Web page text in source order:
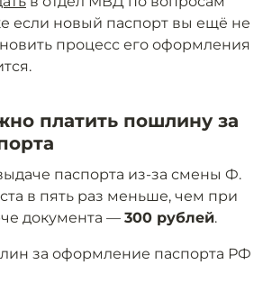
если новый паспорт вы ещё не
процесс его оформления
платить пошлину за
паспорта из-за смены Ф.
в пять раз меньше, чем при
документа — 300 рублей.
за оформление паспорта РФ